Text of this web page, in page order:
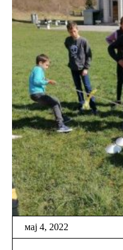
мај 4, 2022